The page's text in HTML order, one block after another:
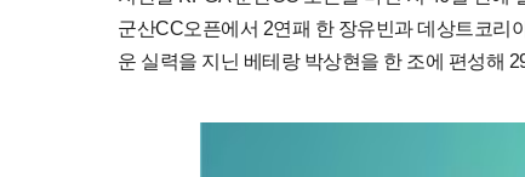
군산CC오픈에서 2연패 한 장유빈과 데상트코리
운 실력을 지닌 베테랑 박상현을 한 조에 편성해